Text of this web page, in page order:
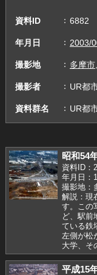
資料ID 6882
年月日 2003/
撮影地 多摩
撮影者 UR都
資料群名 UR都
昭和54
資料ID：
年月日：
撮影地：
解説：現
す。この
ど、駅
ている鉄
左側が松
大学、そ
平成15